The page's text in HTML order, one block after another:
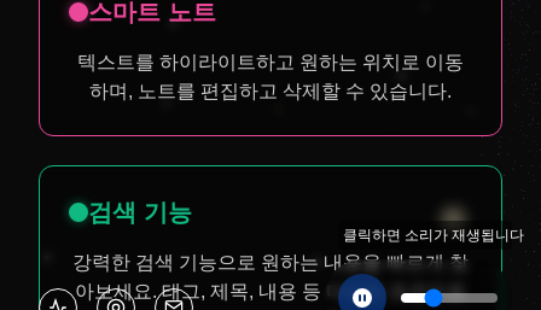
클릭하면 소리가 재생됩니다
스마트 노트
텍스트를 하이라이트하고 원하는 위치로 이동
하며, 노트를 편집하고 삭제할 수 있습니다.
검색 기능
강력한 검색 기능으로 원하는 내용을 빠르게 찾
아보세요. 태그, 제목, 내용 등 다양한 조건으로